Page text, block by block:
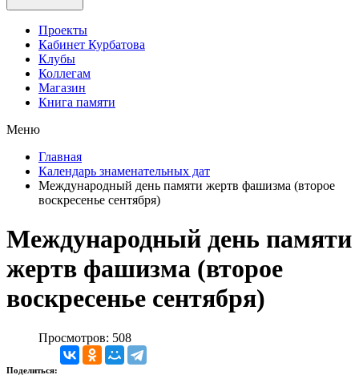
Проекты
Кабинет Курбатова
Клубы
Коллегам
Магазин
Книга памяти
Меню
Главная
Календарь знаменательных дат
Международный день памяти жертв фашизма (второе
воскресенье сентября)
Международный день памяти
жертв фашизма (второе
воскресенье сентября)
Просмотров: 508
Поделиться: